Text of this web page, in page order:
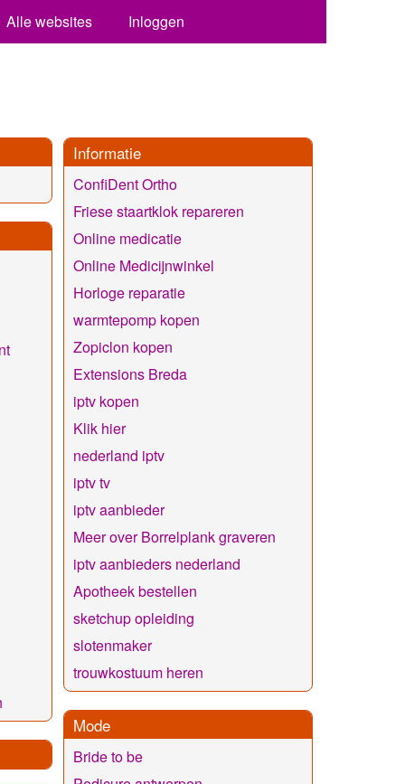
Alle websites Inloggen
Informatie
ConfiDent Ortho
Friese staartklok repareren
Online medicatie
Online Medicijnwinkel
Horloge reparatie
warmtepomp kopen
Zopiclon kopen
Extensions Breda
iptv kopen
Klik hier
nederland iptv
iptv tv
iptv aanbieder
Meer over Borrelplank graveren
iptv aanbieders nederland
Apotheek bestellen
sketchup opleiding
slotenmaker
trouwkostuum heren
Mode
Bride to be